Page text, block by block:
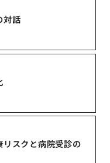
対話
スクと病院受診の